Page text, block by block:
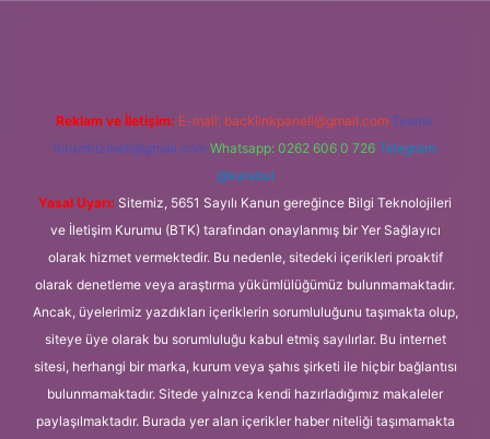
Reklam ve İletişim: E-mail: backlinkpaneli@gmail.com Teams:
forumhizmeti@gmail.com Whatsapp: 0262 606 0 726 Telegram:
@karabul
Yasal Uyarı: Sitemiz, 5651 Sayılı Kanun gereğince Bilgi Teknolojileri
ve İletişim Kurumu (BTK) tarafından onaylanmış bir Yer Sağlayıcı
olarak hizmet vermektedir. Bu nedenle, sitedeki içerikleri proaktif
olarak denetleme veya araştırma yükümlülüğümüz bulunmamaktadır.
Ancak, üyelerimiz yazdıkları içeriklerin sorumluluğunu taşımakta olup,
siteye üye olarak bu sorumluluğu kabul etmiş sayılırlar. Bu internet
sitesi, herhangi bir marka, kurum veya şahıs şirketi ile hiçbir bağlantısı
bulunmamaktadır. Sitede yalnızca kendi hazırladığımız makaleler
paylaşılmaktadır. Burada yer alan içerikler haber niteliği taşımamakta